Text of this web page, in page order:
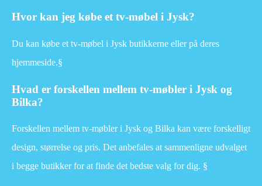
Hvor kan jeg købe et tv-møbel i Jysk?
Du kan købe et tv-møbel i Jysk butikkerne eller på deres
hjemmeside.§
Hvad er forskellen mellem tv-møbler i Jysk og
Bilka?
Forskellen mellem tv-møbler i Jysk og Bilka kan være forskelligt
design, størrelse og pris. Det anbefales at sammenligne udvalget
i begge butikker for at finde det bedste valg for dig. §